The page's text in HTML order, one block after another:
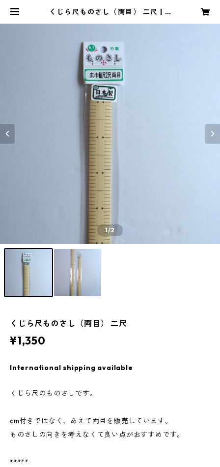
くじら尺ものさし（両目） 二尺 | K
1/2
くじら尺ものさし（両目） 二尺
¥1,350
International shipping available
くじら尺のものさしです。
cm付きではなく、あえて両目を販売しています。
ものさしの向きを考えなくて良い点がおすすめです。
*****